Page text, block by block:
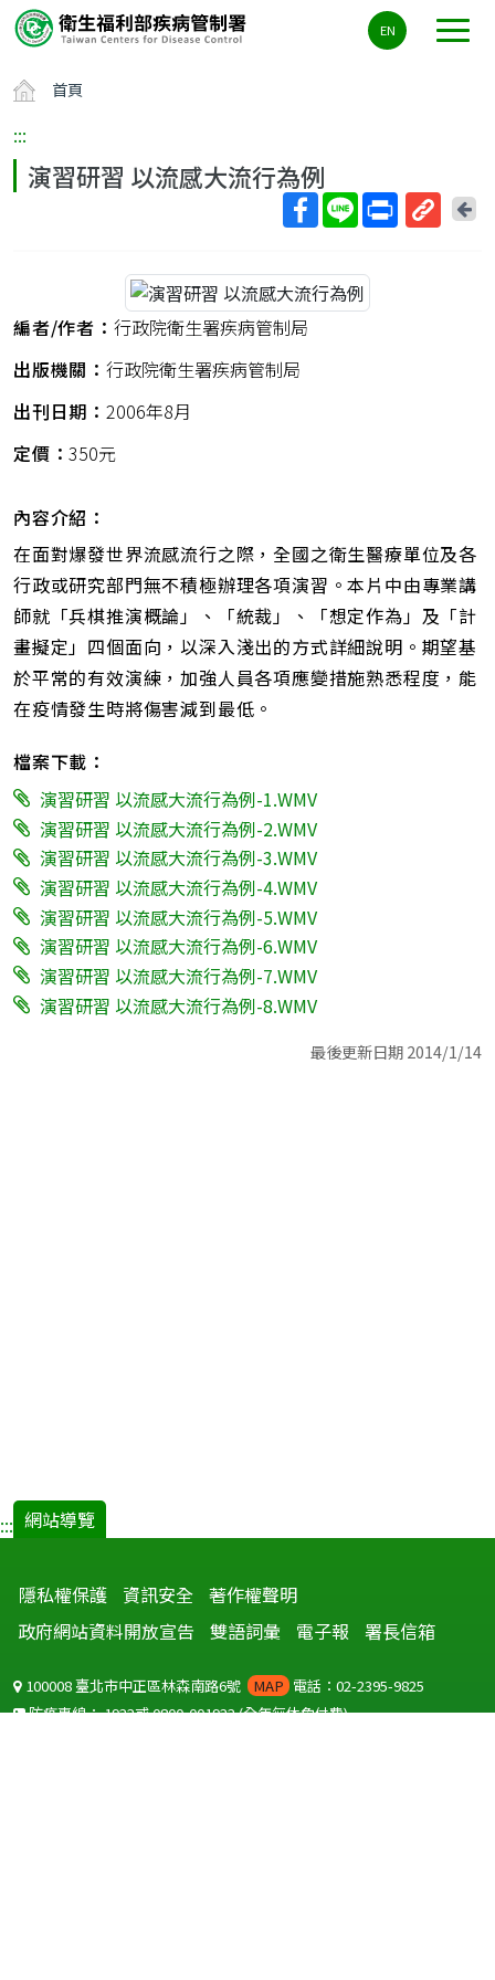
要
容
ALT+C
EN
首頁
:::
演習研習 以流感大流行為例
回
編者/作者： 行政院衛生署疾病管制局
出版機關： 行政院衛生署疾病管制局
出刊日期： 2006年8月
定價：350元
內容介紹：
在面對爆發世界流感流行之際，全國之衛生醫療單位及各
行政或研究部門無不積極辦理各項演習。本片中由專業講
師就「兵棋推演概論」、「統裁」、「想定作為」及「計
畫擬定」四個面向，以深入淺出的方式詳細說明。期望基
於平常的有效演練，加強人員各項應變措施熟悉程度，能
在疫情發生時將傷害減到最低。
檔案下載：
演習研習 以流感大流行為例-1.WMV
演習研習 以流感大流行為例-2.WMV
演習研習 以流感大流行為例-3.WMV
演習研習 以流感大流行為例-4.WMV
演習研習 以流感大流行為例-5.WMV
演習研習 以流感大流行為例-6.WMV
演習研習 以流感大流行為例-7.WMV
演習研習 以流感大流行為例-8.WMV
最後更新日期 2014/1/14
::: 網站導覽
隱私權保護 資訊安全 著作權聲明
政府網站資料開放宣告
雙語詞彙 電子報 署長信箱
100008 臺北市中正區林森南路6號 MAP 電話：02-2395-9825
防疫專線：1922或0800-001922(全年無休免付費)